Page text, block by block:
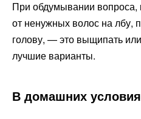
При обдумывании вопроса,
от ненужных волос на лбу,
голову, — это выщипать
лучшие варианты.
В домашних